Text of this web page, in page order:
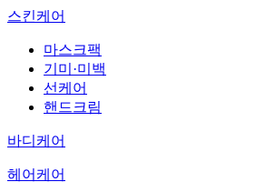
스킨케어
마스크팩
기미·미백
선케어
핸드크림
바디케어
헤어케어